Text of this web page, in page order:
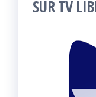
SUR TV